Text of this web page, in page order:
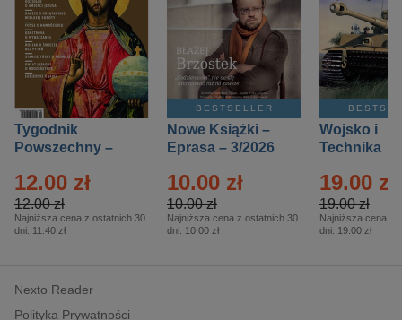
Tygodnik
Powszechny –
12.00 zł
12.00 zł
Najniższa cena z ostatnich 30
dni: 11.40 zł
BESTSELLER
Nowe Książki –
Eprasa – 3/2026
10.00 zł
10.00 zł
Najniższa cena z ostatnich 30
dni: 10.00 zł
Wojsko i
Technika
– 2/2026
19.00 zł
19.00 zł
Najniższa cena z
dni: 19.00 zł
Nexto Reader
Polityka Prywatności